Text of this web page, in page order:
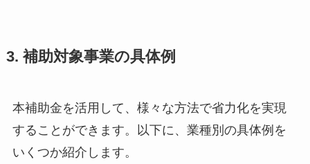
3. 補助対象事業の具体例
本補助金を活用して、様々な方法で省力化を実現
することができます。以下に、業種別の具体例を
いくつか紹介します。